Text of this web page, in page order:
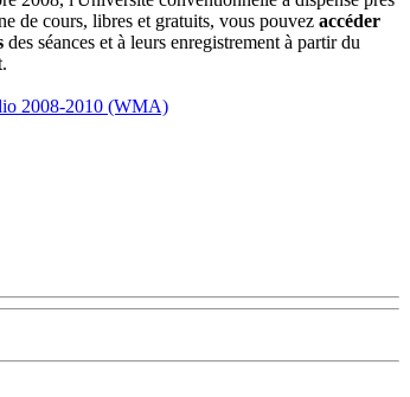
de cours, libres et gratuits, vous pouvez accéder
des séances et à leurs enregistrement à partir du
2008-2010 (WMA)